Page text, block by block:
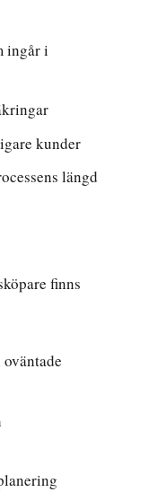
ingår i
kunder
längd
finns